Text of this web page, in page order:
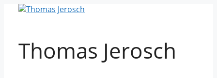
Zum
Thomas Jerosch